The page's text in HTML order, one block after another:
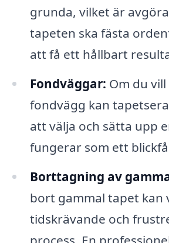
grunda, vilket är
tapeten ska fästa
att få ett hållbart
Fondväggar: Om du
fondvägg kan
att välja och sätta upp
fungerar som ett
Borttagning av
bort gammal tapet kan
tidskrävande och